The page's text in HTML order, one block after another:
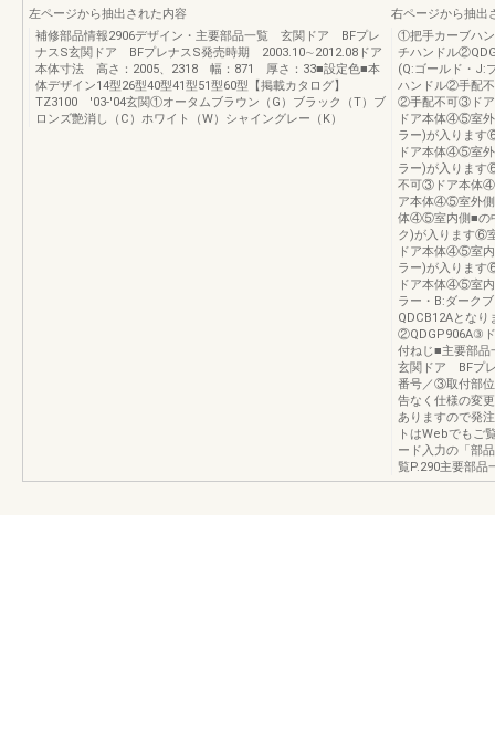
左ページから抽出された内容
補修部品情報2906デザイン・主要部品一覧 玄関ドア BFプレ
ナスS玄関ドア BFプレナスS発売時期 2003.10∼2012.08ドア
本体寸法 高さ：2005、2318 幅：871 厚さ：33■設定色■本
体デザイン14型26型40型41型51型60型【掲載カタログ】
TZ3100 '03-'04玄関①オータムブラウン（G）ブラック（T）ブ
ロンズ艶消し（C）ホワイト（W）シャイングレー（K）
右ページから抽出
①把手カーブハ
チハンドル
(Q:ゴールド・J:
ハンドル②手配
②手配不可③ド
ドア本体④⑤室外
ラー)が入りま
ドア本体④⑤室外
ラー)が入りま
不可③ドア本体
ア本体④⑤室外
体④⑤室内側■の
ク)が入ります⑥
ドア本体④⑤室内
ラー)が入りま
ドア本体④⑤室内
ラー・B:ダーク
QDCB12Aとな
②QDGP906A③
付ねじ■主要部
玄関ドア BFプ
番号／③取付部
告なく仕様の変
ありますので発
トはWebでもご
ード入力の「部
覧P.290主要部品